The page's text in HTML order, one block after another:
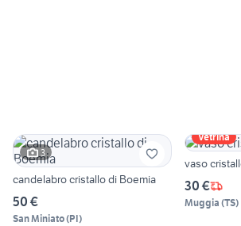
3
candelabro cristallo di Boemia
50 €
San Miniato(PI)
Vetrina
vaso
30 €
Muggia (TS)